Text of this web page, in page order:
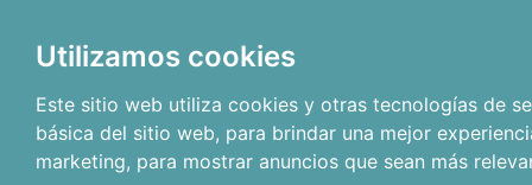
Utilizamos cookies
Este sitio web utiliza cookies y otras tecnologías de
básica del sitio web, para brindar una mejor
marketing, para mostrar anuncios que sean más